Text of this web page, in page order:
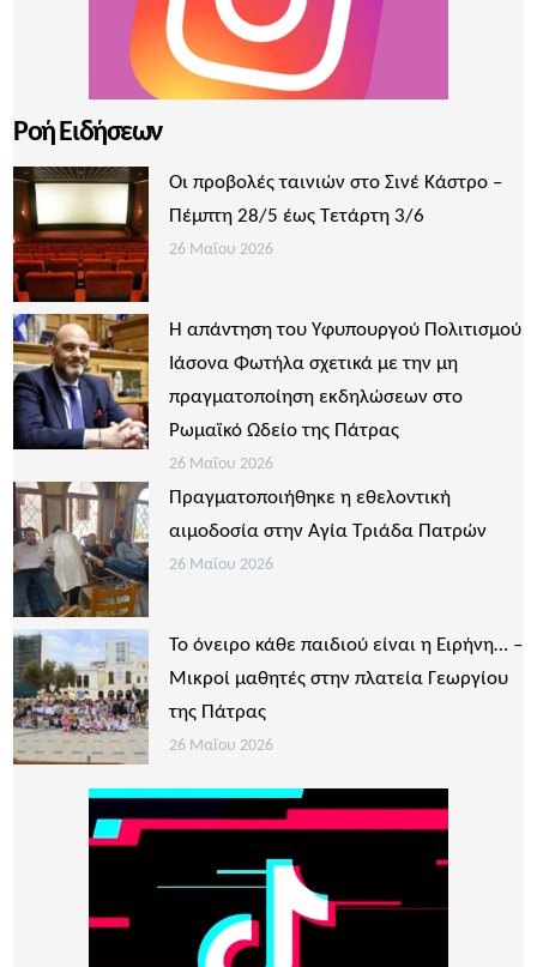
Ροή Ειδήσεων
Οι προβολές ταινιών στο Σινέ Κάστρο –
Πέμπτη 28/5 έως Τετάρτη 3/6
26 Μαΐου 2026
Η απάντηση του Υφυπουργού Πολιτισμού
Ιάσονα Φωτήλα σχετικά με την μη
πραγματοποίηση εκδηλώσεων στο
Ρωμαϊκό Ωδείο της Πάτρας
26 Μαΐου 2026
Πραγματοποιήθηκε η εθελοντική
αιμοδοσία στην Αγία Τριάδα Πατρών
26 Μαΐου 2026
Το όνειρο κάθε παιδιού είναι η Ειρήνη… –
Μικροί μαθητές στην πλατεία Γεωργίου
της Πάτρας
26 Μαΐου 2026